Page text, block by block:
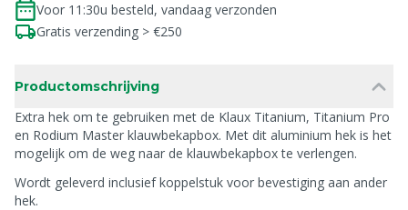
Voor 11:30u besteld, vandaag verzonden
Gratis verzending > €250
Productomschrijving
Extra hek om te gebruiken met de Klaux Titanium, Titanium Pro
en Rodium Master klauwbekapbox. Met dit aluminium hek is het
mogelijk om de weg naar de klauwbekapbox te verlengen.
Wordt geleverd inclusief koppelstuk voor bevestiging aan ander
hek.